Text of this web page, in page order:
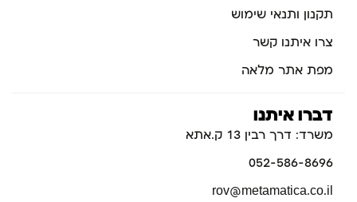
תקנון ותנאי שימוש
צרו איתנו קשר
מפת אתר מלאה
דברו איתנו
משרד: דרך רבין 13 ק.אתא
052-586-8696
rov@metamatica.co.il